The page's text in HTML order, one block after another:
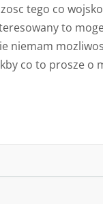
tego co
to
niemam
co to prosze o